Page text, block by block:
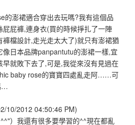
的澎裙適合穿出去玩嗎?我有這個品
屁屁褲,連身衣(買的時候掙扎了一陣
褲檔設計,走光走太大了)就只有澎裙猶
像日本品牌panpantutu的澎裙一樣,宜
早就敗下去了,可是,我從來沒有見過在
baby rose的寶寶四處亂走阿……可
…
10/2012 04:50:46 PM)
）我還有很多要學習的^^現在都亂